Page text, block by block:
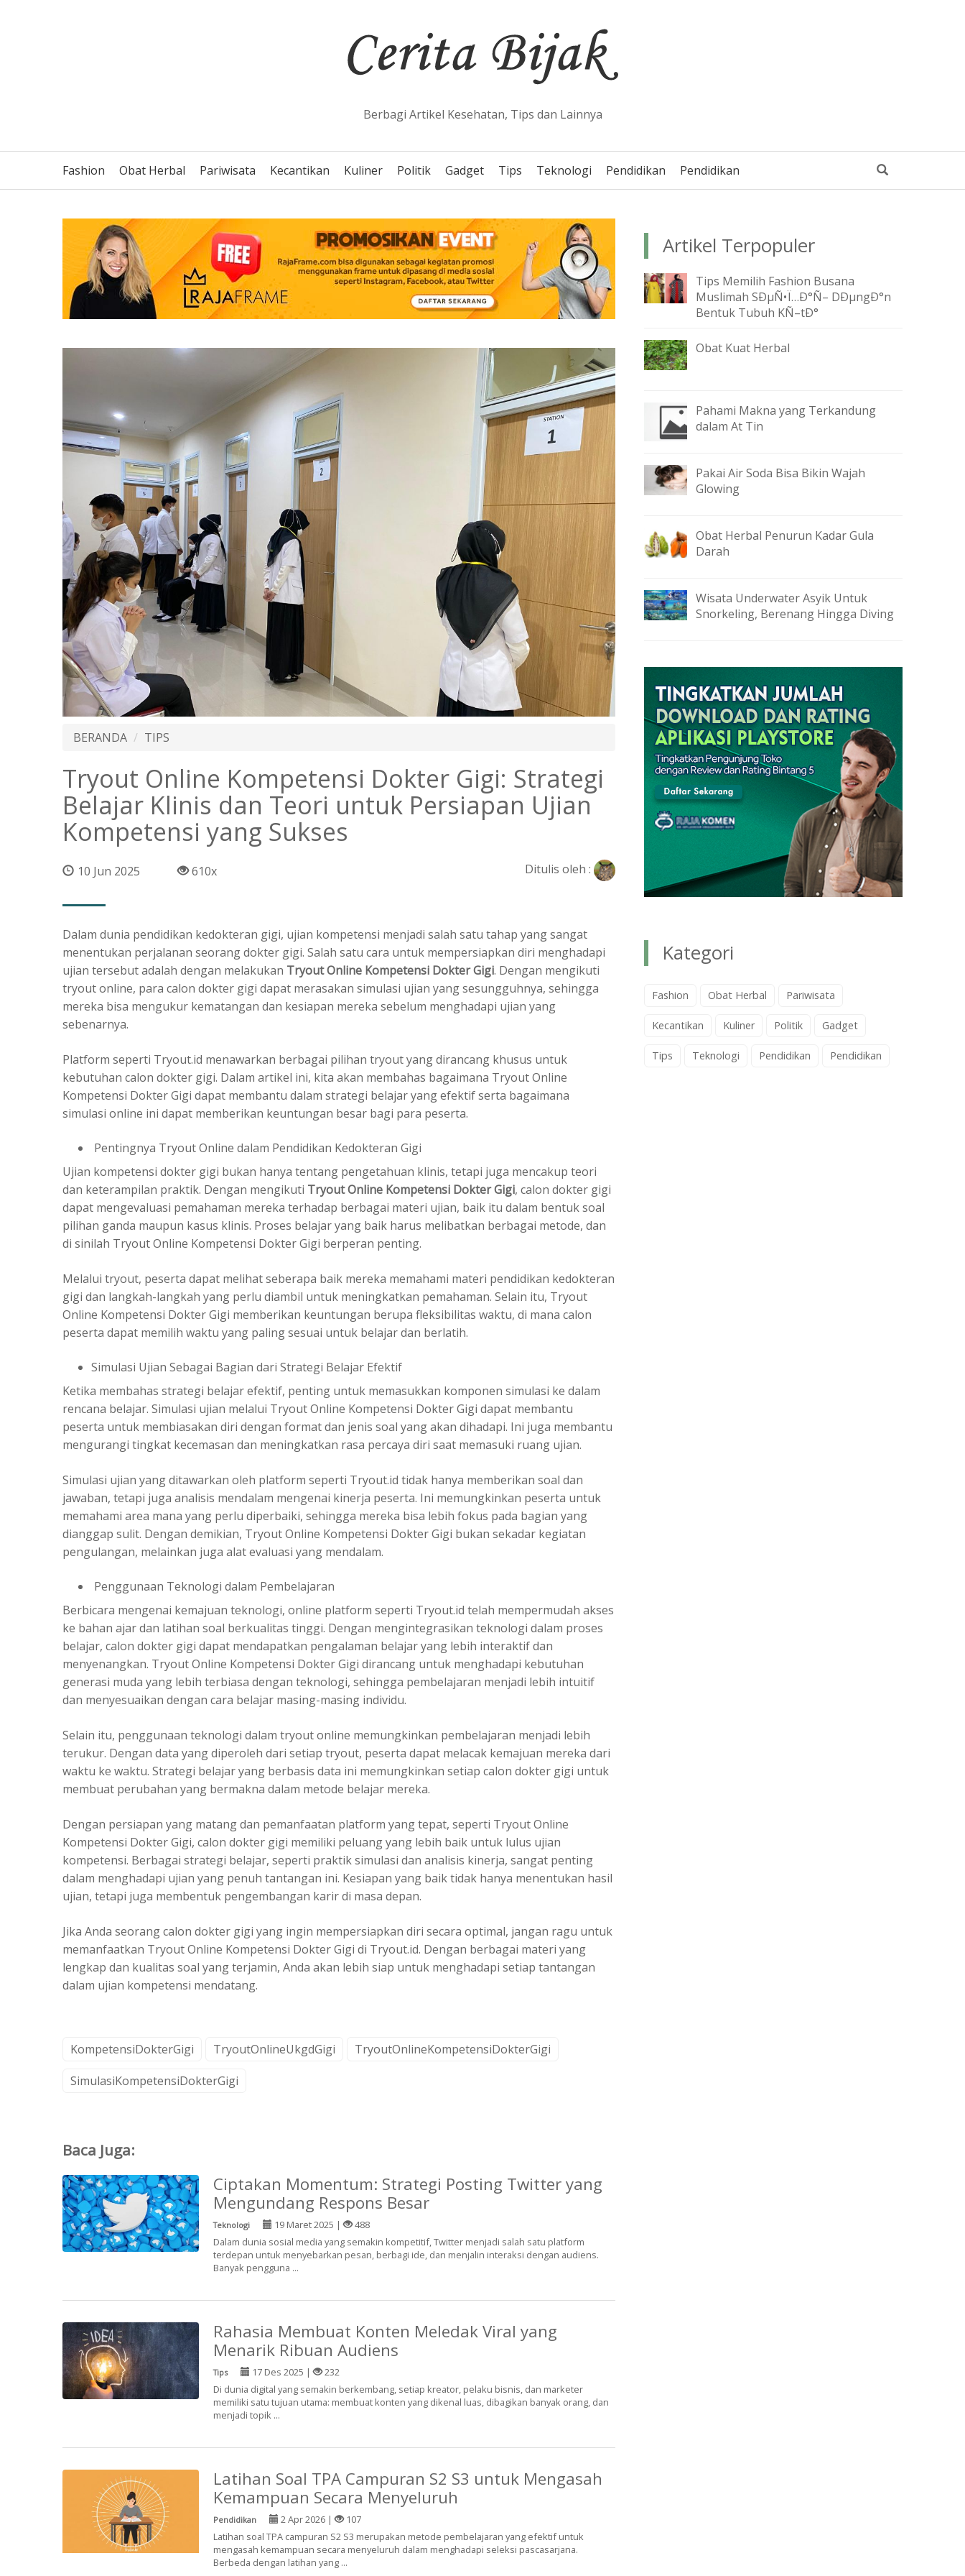
Berbagi Artikel Kesehatan, Tips dan Lainnya
Fashion Obat Herbal Pariwisata Kecantikan Kuliner Politik Gadget Tips Teknologi Pendidikan Pendidikan
BERANDA TIPS
Tryout Online Kompetensi Dokter Gigi: Strategi
Belajar Klinis dan Teori untuk Persiapan Ujian
Kompetensi yang Sukses
10 Jun 2025 610x Ditulis oleh :
Dalam dunia pendidikan kedokteran gigi, ujian kompetensi menjadi salah satu tahap yang sangat
menentukan perjalanan seorang dokter gigi. Salah satu cara untuk mempersiapkan diri menghadapi
ujian tersebut adalah dengan melakukan Tryout Online Kompetensi Dokter Gigi. Dengan mengikuti
tryout online, para calon dokter gigi dapat merasakan simulasi ujian yang sesungguhnya, sehingga
mereka bisa mengukur kematangan dan kesiapan mereka sebelum menghadapi ujian yang
sebenarnya.
Platform seperti Tryout.id menawarkan berbagai pilihan tryout yang dirancang khusus untuk
kebutuhan calon dokter gigi. Dalam artikel ini, kita akan membahas bagaimana Tryout Online
Kompetensi Dokter Gigi dapat membantu dalam strategi belajar yang efektif serta bagaimana
simulasi online ini dapat memberikan keuntungan besar bagi para peserta.
Pentingnya Tryout Online dalam Pendidikan Kedokteran Gigi
Ujian kompetensi dokter gigi bukan hanya tentang pengetahuan klinis, tetapi juga mencakup teori
dan keterampilan praktik. Dengan mengikuti Tryout Online Kompetensi Dokter Gigi, calon dokter gigi
dapat mengevaluasi pemahaman mereka terhadap berbagai materi ujian, baik itu dalam bentuk soal
pilihan ganda maupun kasus klinis. Proses belajar yang baik harus melibatkan berbagai metode, dan
di sinilah Tryout Online Kompetensi Dokter Gigi berperan penting.
Melalui tryout, peserta dapat melihat seberapa baik mereka memahami materi pendidikan kedokteran
gigi dan langkah-langkah yang perlu diambil untuk meningkatkan pemahaman. Selain itu, Tryout
Online Kompetensi Dokter Gigi memberikan keuntungan berupa fleksibilitas waktu, di mana calon
peserta dapat memilih waktu yang paling sesuai untuk belajar dan berlatih.
Simulasi Ujian Sebagai Bagian dari Strategi Belajar Efektif
Ketika membahas strategi belajar efektif, penting untuk memasukkan komponen simulasi ke dalam
rencana belajar. Simulasi ujian melalui Tryout Online Kompetensi Dokter Gigi dapat membantu
peserta untuk membiasakan diri dengan format dan jenis soal yang akan dihadapi. Ini juga membantu
mengurangi tingkat kecemasan dan meningkatkan rasa percaya diri saat memasuki ruang ujian.
Simulasi ujian yang ditawarkan oleh platform seperti Tryout.id tidak hanya memberikan soal dan
jawaban, tetapi juga analisis mendalam mengenai kinerja peserta. Ini memungkinkan peserta untuk
memahami area mana yang perlu diperbaiki, sehingga mereka bisa lebih fokus pada bagian yang
dianggap sulit. Dengan demikian, Tryout Online Kompetensi Dokter Gigi bukan sekadar kegiatan
pengulangan, melainkan juga alat evaluasi yang mendalam.
Penggunaan Teknologi dalam Pembelajaran
Berbicara mengenai kemajuan teknologi, online platform seperti Tryout.id telah mempermudah akses
ke bahan ajar dan latihan soal berkualitas tinggi. Dengan mengintegrasikan teknologi dalam proses
belajar, calon dokter gigi dapat mendapatkan pengalaman belajar yang lebih interaktif dan
menyenangkan. Tryout Online Kompetensi Dokter Gigi dirancang untuk menghadapi kebutuhan
generasi muda yang lebih terbiasa dengan teknologi, sehingga pembelajaran menjadi lebih intuitif
dan menyesuaikan dengan cara belajar masing-masing individu.
Selain itu, penggunaan teknologi dalam tryout online memungkinkan pembelajaran menjadi lebih
terukur. Dengan data yang diperoleh dari setiap tryout, peserta dapat melacak kemajuan mereka dari
waktu ke waktu. Strategi belajar yang berbasis data ini memungkinkan setiap calon dokter gigi untuk
membuat perubahan yang bermakna dalam metode belajar mereka.
Dengan persiapan yang matang dan pemanfaatan platform yang tepat, seperti Tryout Online
Kompetensi Dokter Gigi, calon dokter gigi memiliki peluang yang lebih baik untuk lulus ujian
kompetensi. Berbagai strategi belajar, seperti praktik simulasi dan analisis kinerja, sangat penting
dalam menghadapi ujian yang penuh tantangan ini. Kesiapan yang baik tidak hanya menentukan hasil
ujian, tetapi juga membentuk pengembangan karir di masa depan.
Jika Anda seorang calon dokter gigi yang ingin mempersiapkan diri secara optimal, jangan ragu untuk
memanfaatkan Tryout Online Kompetensi Dokter Gigi di Tryout.id. Dengan berbagai materi yang
lengkap dan kualitas soal yang terjamin, Anda akan lebih siap untuk menghadapi setiap tantangan
dalam ujian kompetensi mendatang.
KompetensiDokterGigi TryoutOnlineUkgdGigi
TryoutOnlineKompetensiDokterGigi
SimulasiKompetensiDokterGigi
Baca Juga:
Ciptakan Momentum: Strategi Posting Twitter yang
Mengundang Respons Besar
Teknologi 19 Maret 2025 |
488
Dalam dunia sosial media yang semakin kompetitif, Twitter menjadi salah satu platform
terdepan untuk menyebarkan pesan, berbagi ide, dan menjalin interaksi dengan audiens.
Banyak pengguna ...
Rahasia Membuat Konten Meledak Viral yang
Menarik Ribuan Audiens
Tips 17 Des 2025 |
232
Di dunia digital yang semakin berkembang, setiap kreator, pelaku bisnis, dan marketer
memiliki satu tujuan utama: membuat konten yang dikenal luas, dibagikan banyak orang, dan
menjadi topik ...
Latihan Soal TPA Campuran S2 S3 untuk Mengasah
Kemampuan Secara Menyeluruh
Pendidikan 2 Apr 2026 |
107
Latihan soal TPA campuran S2 S3 merupakan metode pembelajaran yang efektif untuk
mengasah kemampuan secara menyeluruh dalam menghadapi seleksi pascasarjana.
Berbeda dengan latihan yang ...
Artikel Terpopuler
Tips Memilih Fashion Busana
Muslimah SÐµÑ•Ï…Ð°Ñ– DÐµngÐ°n
Bentuk Tubuh KÑ–tÐ°
Obat Kuat Herbal
Pahami Makna yang Terkandung
dalam At Tin
Pakai Air Soda Bisa Bikin Wajah
Glowing
Obat Herbal Penurun Kadar Gula
Darah
Wisata Underwater Asyik Untuk
Snorkeling, Berenang Hingga Diving
Kategori
Fashion Obat Herbal Pariwisata
Kecantikan Kuliner Politik Gadget
Tips Teknologi Pendidikan Pendidikan